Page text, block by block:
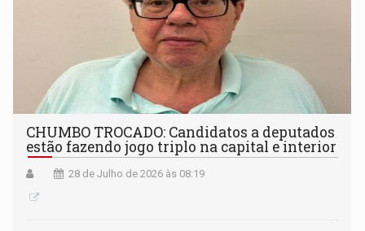
CHUMBO TROCADO: Candidatos a deputados
estão fazendo jogo triplo na capital e interior
28 de Julho de 2026 às 08:19